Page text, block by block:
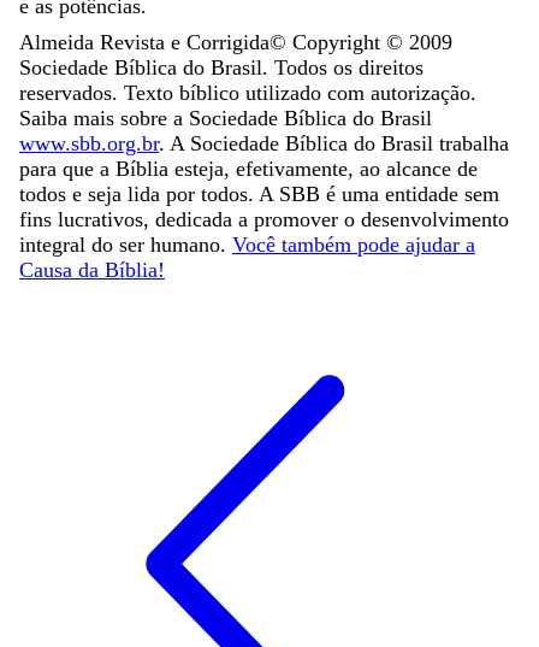
e as potências.
Almeida Revista e Corrigida© Copyright © 2009
Sociedade Bíblica do Brasil. Todos os direitos
reservados. Texto bíblico utilizado com autorização.
Saiba mais sobre a Sociedade Bíblica do Brasil
www.sbb.org.br. A Sociedade Bíblica do Brasil trabalha
para que a Bíblia esteja, efetivamente, ao alcance de
todos e seja lida por todos. A SBB é uma entidade sem
fins lucrativos, dedicada a promover o desenvolvimento
integral do ser humano. Você também pode ajudar a
Causa da Bíblia!